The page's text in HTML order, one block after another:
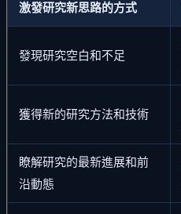
激發研究新思路的方式
發現研究空白和不足
獲得新的研究方法和技術
瞭解研究的最新進展和前
沿動態